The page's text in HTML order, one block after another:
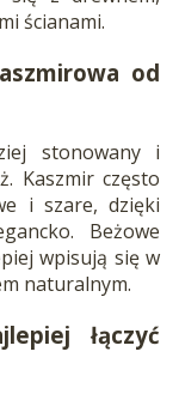
ścianami.
od
stonowany i
Kaszmir często
i szare, dzięki
Beżowe
wpisują się w
naturalnym.
łączyć